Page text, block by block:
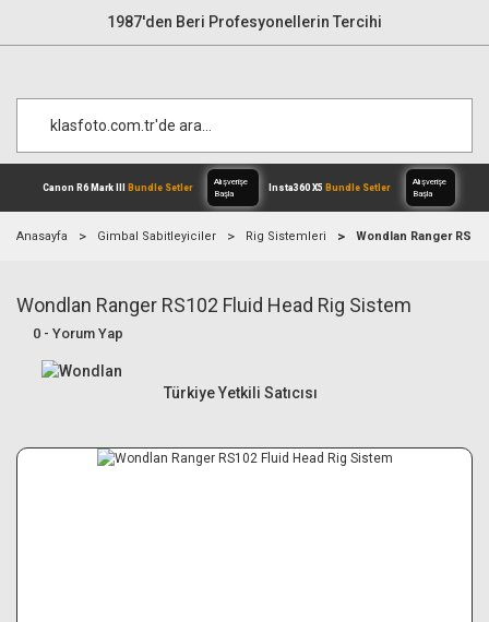
1987'den Beri Profesyonellerin Tercihi
Canon R6 Mark IIIBundle Setler
Alışverişe
Anasayfa Gimbal Sabitleyiciler Rig Sistemleri Wondlan Ranger
Wondlan Ranger RS102 Fluid Head Rig Sistem
0 - Yorum Yap
Türkiye Yetkili Satıcısı